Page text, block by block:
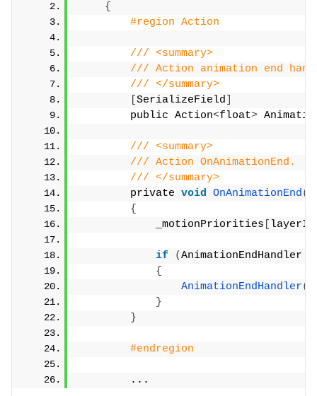
{
#region Action
/// <summary>
/// Action animation end
/// </summary>
SerializeField
        public Action
<float>
/// <summary>
/// Action OnAnimationEnd.
/// </summary>
        private
void OnAnimationEnd(
{
            _motionPriorities
if (AnimationEndHandler
{
AnimationEndHandler(
}
}
#endregion
        ...